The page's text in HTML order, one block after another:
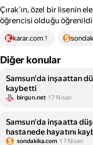
Çırak'ın, özel bir lisenin
öğrencisi olduğu
karar.com1
Diğer konular
Samsun'da inşaattan
kaybetti
birgun.net 17 Nisan
Samsun'da inşaatta
hastanede hayatını
sondakika.com 17 Nisan